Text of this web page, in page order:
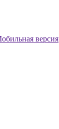
версия